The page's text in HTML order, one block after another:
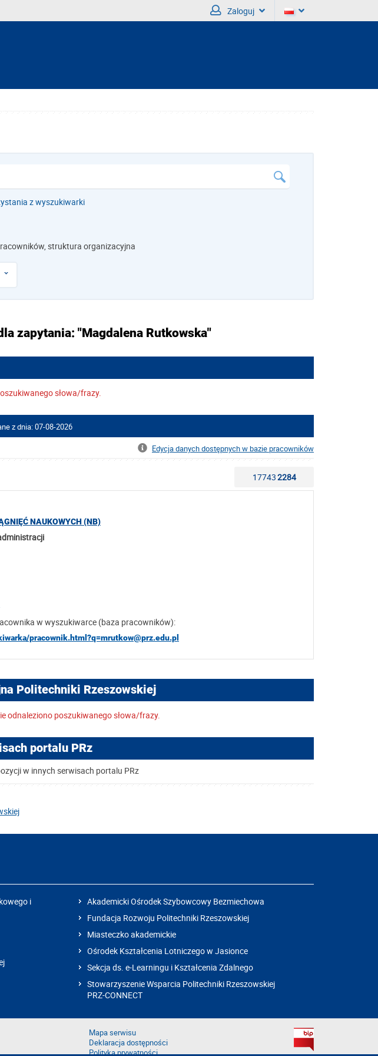
Zaloguj
z wyszukiwarki
struktura organizacyjna
zapytania: "Magdalena Rutkowska"
słowa/frazy.
z dnia: 07-08-2026
Edycja danych dostępnych w bazie pracowników
177432284
NAUKOWYCH (NB)
w wyszukiwarce (baza pracowników):
pracownik.html?q=mrutkow@prz.edu.pl
Politechniki Rzeszowskiej
odnaleziono poszukiwanego słowa/frazy.
portalu PRz
w innych serwisach portalu PRz
i
Akademicki Ośrodek Szybowcowy Bezmiechowa
Fundacja Rozwoju Politechniki Rzeszowskiej
Miasteczko akademickie
Ośrodek Kształcenia Lotniczego w Jasionce
Sekcja ds. e-Learningu i Kształcenia Zdalnego
Stowarzyszenie Wsparcia Politechniki Rzeszowskiej
PRZ-CONNECT
Mapa serwisu
Deklaracja dostępności
Polityka prywatności